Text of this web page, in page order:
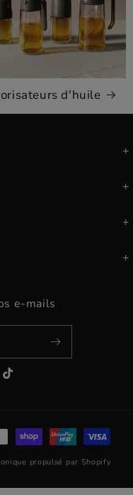
d'huile
e-mails
TikTok
propulsé par Shopify